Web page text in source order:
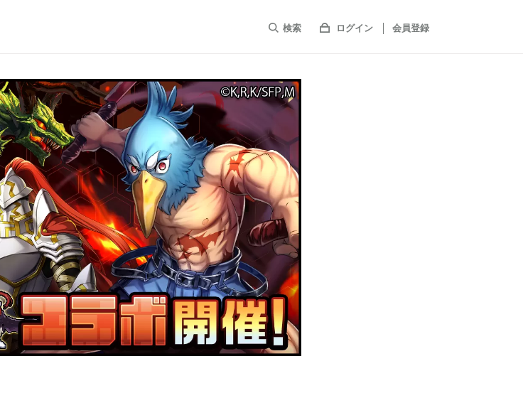
検索 ログイン 会員登録